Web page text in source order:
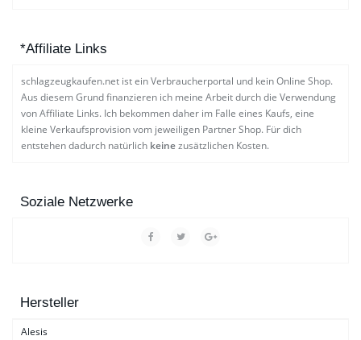
*Affiliate Links
schlagzeugkaufen.net ist ein Verbraucherportal und kein Online Shop.
Aus diesem Grund finanzieren ich meine Arbeit durch die Verwendung
von Affiliate Links. Ich bekommen daher im Falle eines Kaufs, eine
kleine Verkaufsprovision vom jeweiligen Partner Shop. Für dich
entstehen dadurch natürlich keinezusätzlichen Kosten.
Soziale Netzwerke
Hersteller
Alesis